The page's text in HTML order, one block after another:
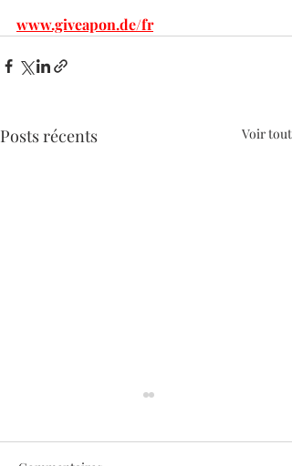
www.giveapon.de/fr
Posts récents Voir tout